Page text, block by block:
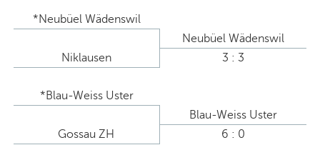
*Neubüel Wädenswil
Neubüel Wädenswil
Niklausen
3 : 3
*Blau-Weiss Uster
Blau-Weiss Uster
Gossau ZH
6 : 0